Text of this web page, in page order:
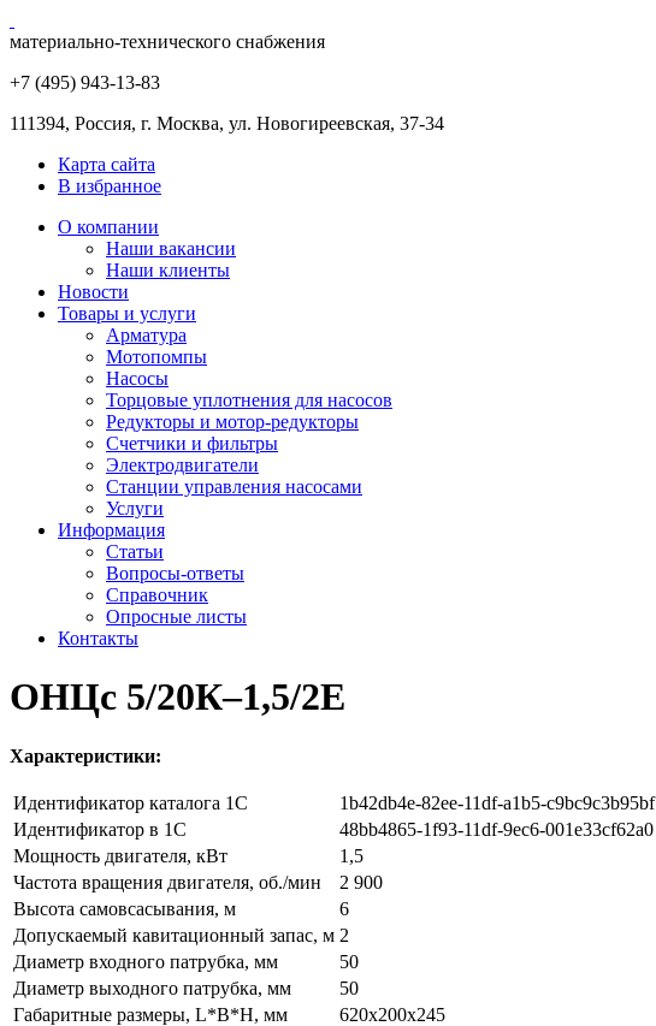
материально-технического снабжения
+7 (495) 943-13-83
111394, Россия, г. Москва, ул. Новогиреевская, 37-34
Карта сайта
В избранное
О компании
Наши вакансии
Наши клиенты
Новости
Товары и услуги
Арматура
Мотопомпы
Насосы
Торцовые уплотнения для насосов
Редукторы и мотор-редукторы
Счетчики и фильтры
Электродвигатели
Станции управления насосами
Услуги
Информация
Статьи
Вопросы-ответы
Справочник
Опросные листы
Контакты
ОНЦс 5/20К–1,5/2E
Характеристики:
Идентификатор каталога 1С
1b42db4e-82ee-11df-a1b5-c9bc9c3b95bf
Идентификатор в 1С
48bb4865-1f93-11df-9ec6-001e33cf62a0
Мощность двигателя, кВт
1,5
Частота вращения двигателя, об./мин
2 900
Высота самовсасывания, м
6
Допускаемый кавитационный запас, м 2
Диаметр входного патрубка, мм
50
Диаметр выходного патрубка, мм
50
Габаритные размеры, L*B*H, мм
620x200x245